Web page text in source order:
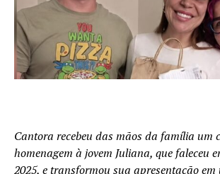
Cantora recebeu das mãos da família um
homenagem à jovem Juliana, que faleceu
2025, e transformou sua apresentação